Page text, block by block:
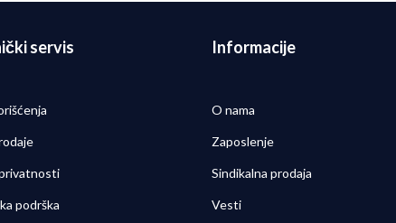
servis
podrška
Informacije
O nama
Zaposlenje
Sindikalna prodaja
Vesti